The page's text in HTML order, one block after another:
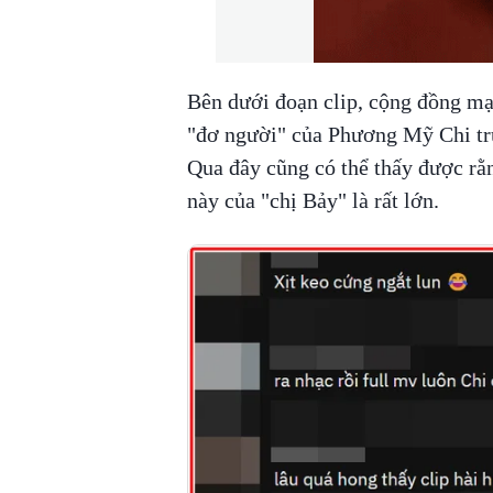
Bên dưới đoạn clip, cộng đồng
"đơ người" của Phương Mỹ Chi
Qua đây cũng có thể thấy được
này của "chị Bảy" là rất lớn.